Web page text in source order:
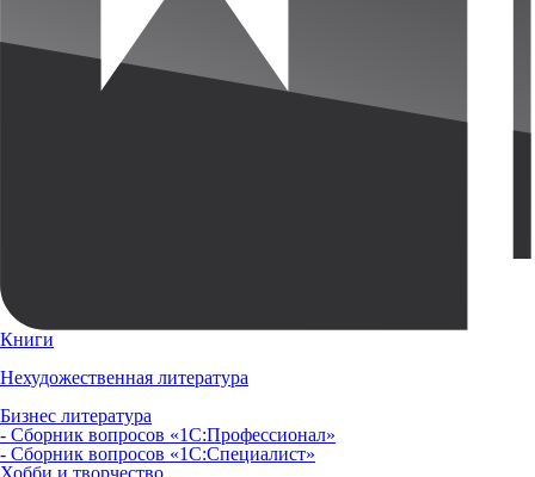
Книги
Нехудожественная литература
Бизнес литература
- Сборник вопросов «1С:Профессионал»
- Сборник вопросов «1С:Специалист»